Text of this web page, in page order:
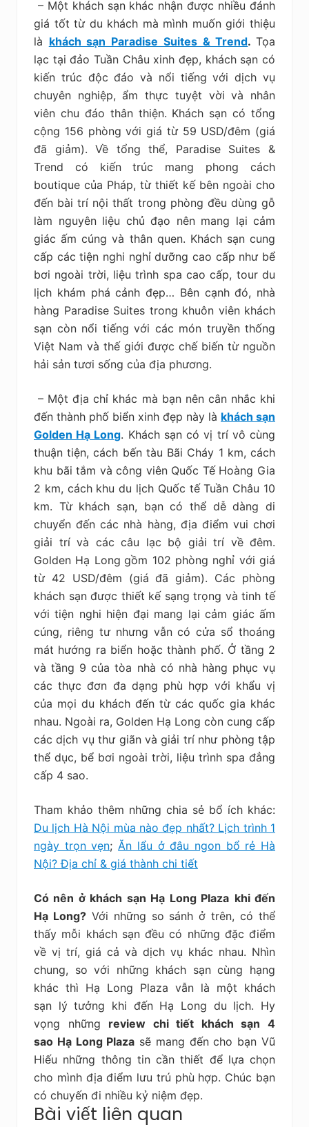
– Một khách sạn khác nhận được nhiều đánh
giá tốt từ du khách mà mình muốn giới thiệu
là khách sạn Paradise Suites & Trend.Tọa
lạc tại đảo Tuần Châu xinh đẹp, khách sạn có
kiến trúc độc đáo và nổi tiếng với dịch vụ
chuyên nghiệp, ẩm thực tuyệt vời và nhân
viên chu đáo thân thiện. Khách sạn có tổng
cộng 156 phòng với giá từ 59 USD/đêm (giá
đã giảm). Về tổng thể, Paradise Suites &
Trend có kiến trúc mang phong cách
boutique của Pháp, từ thiết kế bên ngoài cho
đến bài trí nội thất trong phòng đều dùng gỗ
làm nguyên liệu chủ đạo nên mang lại cảm
giác ấm cúng và thân quen. Khách sạn cung
cấp các tiện nghi nghỉ dưỡng cao cấp như bể
bơi ngoài trời, liệu trình spa cao cấp, tour du
lịch khám phá cảnh đẹp… Bên cạnh đó, nhà
hàng Paradise Suites trong khuôn viên khách
sạn còn nổi tiếng với các món truyền thống
Việt Nam và thế giới được chế biến từ nguồn
hải sản tươi sống của địa phương.
– Một địa chỉ khác mà bạn nên cân nhắc khi
đến thành phố biển xinh đẹp này là khách sạn
Golden Hạ Long. Khách sạn có vị trí vô cùng
thuận tiện, cách bến tàu Bãi Cháy 1 km, cách
khu bãi tắm và công viên Quốc Tế Hoàng Gia
2 km, cách khu du lịch Quốc tế Tuần Châu 10
km. Từ khách sạn, bạn có thể dễ dàng di
chuyển đến các nhà hàng, địa điểm vui chơi
giải trí và các câu lạc bộ giải trí về đêm.
Golden Hạ Long gồm 102 phòng nghỉ với giá
từ 42 USD/đêm (giá đã giảm). Các phòng
khách sạn được thiết kế sạng trọng và tinh tế
với tiện nghi hiện đại mang lại cảm giác ấm
cúng, riêng tư nhưng vẫn có cửa sổ thoáng
mát hướng ra biển hoặc thành phố. Ở tầng 2
và tầng 9 của tòa nhà có nhà hàng phục vụ
các thực đơn đa dạng phù hợp với khẩu vị
của mọi du khách đến từ các quốc gia khác
nhau. Ngoài ra, Golden Hạ Long còn cung cấp
các dịch vụ thư giãn và giải trí như phòng tập
thể dục, bể bơi ngoài trời, liệu trình spa đẳng
cấp 4 sao.
Tham khảo thêm những chia sẻ bổ ích khác:
Du lịch Hà Nội mùa nào đẹp nhất? Lịch trình 1
ngày trọn vẹn; Ăn lẩu ở đâu ngon bổ rẻ Hà
Nội? Địa chỉ & giá thành chi tiết
Có nên ở khách sạn Hạ Long Plaza khi đến
Hạ Long?Với những so sánh ở trên, có thể
thấy mỗi khách sạn đều có những đặc điểm
về vị trí, giá cả và dịch vụ khác nhau. Nhìn
chung, so với những khách sạn cùng hạng
khác thì Hạ Long Plaza vẫn là một khách
sạn lý tưởng khi đến Hạ Long du lịch. Hy
vọng những review chi tiết khách sạn 4
sao Hạ Long Plaza sẽ mang đến cho bạn Vũ
Hiếu những thông tin cần thiết để lựa chọn
cho mình địa điểm lưu trú phù hợp. Chúc bạn
có chuyến đi nhiều kỷ niệm đẹp.
Bài viết liên quan